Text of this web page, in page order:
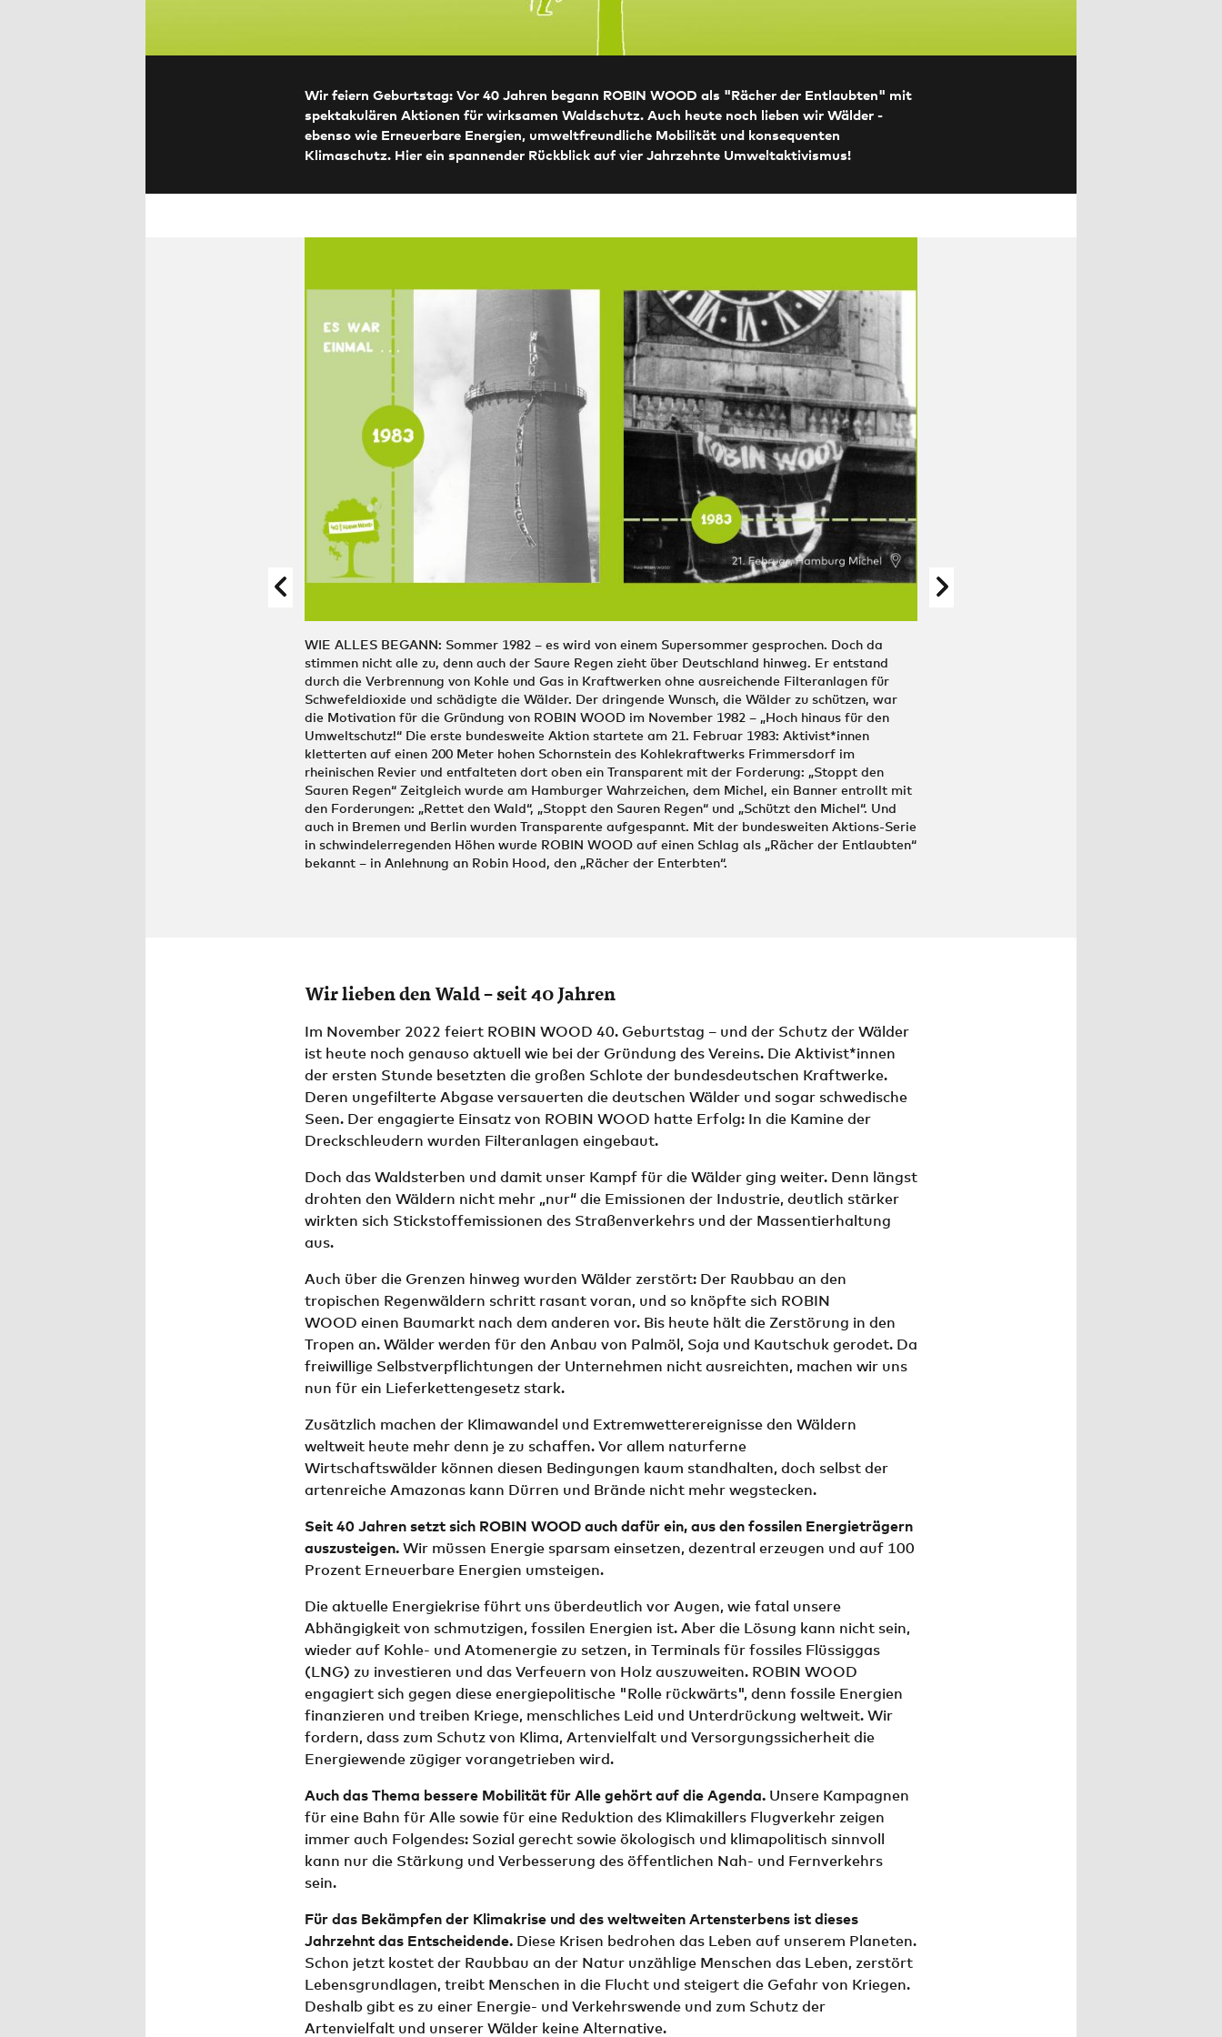
Wir feiern Geburtstag: Vor 40 Jahren begann ROBIN WOOD als "Rächer der Entlaubten" mit
spektakulären Aktionen für wirksamen Waldschutz. Auch heute noch lieben wir Wälder -
ebenso wie Erneuerbare Energien, umweltfreundliche Mobilität und konsequenten
Klimaschutz. Hier ein spannender Rückblick auf vier Jahrzehnte Umweltaktivismus!
WIE ALLES BEGANN: Sommer 1982 – es wird von einem Supersommer gesprochen. Doch da
stimmen nicht alle zu, denn auch der Saure Regen zieht über Deutschland hinweg. Er entstand
durch die Verbrennung von Kohle und Gas in Kraftwerken ohne ausreichende Filteranlagen für
Schwefeldioxide und schädigte die Wälder. Der dringende Wunsch, die Wälder zu schützen, war
die Motivation für die Gründung von ROBIN WOOD im November 1982 – „Hoch hinaus für den
Umweltschutz!“ Die erste bundesweite Aktion startete am 21. Februar 1983: Aktivist*innen
kletterten auf einen 200 Meter hohen Schornstein des Kohlekraftwerks Frimmersdorf im
rheinischen Revier und entfalteten dort oben ein Transparent mit der Forderung: „Stoppt den
Sauren Regen“ Zeitgleich wurde am Hamburger Wahrzeichen, dem Michel, ein Banner entrollt mit
den Forderungen: „Rettet den Wald“, „Stoppt den Sauren Regen“ und „Schützt den Michel“. Und
auch in Bremen und Berlin wurden Transparente aufgespannt. Mit der bundesweiten Aktions-Serie
in schwindelerregenden Höhen wurde ROBIN WOOD auf einen Schlag als „Rächer der Entlaubten“
bekannt – in Anlehnung an Robin Hood, den „Rächer der Enterbten“.
Wir lieben den Wald – seit 40 Jahren
Im November 2022 feiert ROBIN WOOD 40. Geburtstag – und der Schutz der Wälder
ist heute noch genauso aktuell wie bei der Gründung des Vereins. Die Aktivist*innen
der ersten Stunde besetzten die großen Schlote der bundesdeutschen Kraftwerke.
Deren ungefilterte Abgase versauerten die deutschen Wälder und sogar schwedische
Seen. Der engagierte Einsatz von ROBIN WOOD hatte Erfolg: In die Kamine der
Dreckschleudern wurden Filteranlagen eingebaut.
Doch das Waldsterben und damit unser Kampf für die Wälder ging weiter. Denn längst
drohten den Wäldern nicht mehr „nur“ die Emissionen der Industrie, deutlich stärker
wirkten sich Stickstoffemissionen des Straßenverkehrs und der Massentierhaltung
aus.
Auch über die Grenzen hinweg wurden Wälder zerstört: Der Raubbau an den
tropischen Regenwäldern schritt rasant voran, und so knöpfte sich ROBIN
WOOD einen Baumarkt nach dem anderen vor. Bis heute hält die Zerstörung in den
Tropen an. Wälder werden für den Anbau von Palmöl, Soja und Kautschuk gerodet. Da
freiwillige Selbstverpflichtungen der Unternehmen nicht ausreichten, machen wir uns
nun für ein Lieferkettengesetz stark.
Zusätzlich machen der Klimawandel und Extremwetterereignisse den Wäldern
weltweit heute mehr denn je zu schaffen. Vor allem naturferne
Wirtschaftswälder können diesen Bedingungen kaum standhalten, doch selbst der
artenreiche Amazonas kann Dürren und Brände nicht mehr wegstecken.
Seit 40 Jahren setzt sich ROBIN WOOD auch dafür ein, aus den fossilen Energieträgern
auszusteigen. Wir müssen Energie sparsam einsetzen, dezentral erzeugen und auf 100
Prozent Erneuerbare Energien umsteigen.
Die aktuelle Energiekrise führt uns überdeutlich vor Augen, wie fatal unsere
Abhängigkeit von schmutzigen, fossilen Energien ist. Aber die Lösung kann nicht sein,
wieder auf Kohle- und Atomenergie zu setzen, in Terminals für fossiles Flüssiggas
(LNG) zu investieren und das Verfeuern von Holz auszuweiten. ROBIN WOOD
engagiert sich gegen diese energiepolitische "Rolle rückwärts", denn fossile Energien
finanzieren und treiben Kriege, menschliches Leid und Unterdrückung weltweit. Wir
fordern, dass zum Schutz von Klima, Artenvielfalt und Versorgungssicherheit die
Energiewende zügiger vorangetrieben wird.
Auch das Thema bessere Mobilität für Alle gehört auf die Agenda. Unsere Kampagnen
für eine Bahn für Alle sowie für eine Reduktion des Klimakillers Flugverkehr zeigen
immer auch Folgendes: Sozial gerecht sowie ökologisch und klimapolitisch sinnvoll
kann nur die Stärkung und Verbesserung des öffentlichen Nah- und Fernverkehrs
sein.
Für das Bekämpfen der Klimakrise und des weltweiten Artensterbens ist dieses
Jahrzehnt das Entscheidende. Diese Krisen bedrohen das Leben auf unserem Planeten.
Schon jetzt kostet der Raubbau an der Natur unzählige Menschen das Leben, zerstört
Lebensgrundlagen, treibt Menschen in die Flucht und steigert die Gefahr von Kriegen.
Deshalb gibt es zu einer Energie- und Verkehrswende und zum Schutz der
Artenvielfalt und unserer Wälder keine Alternative.